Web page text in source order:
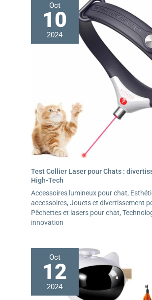
Oct
10
2024
Test Collier Laser pour Chats :
High-Tech
Accessoires lumineux pour chat,
accessoires, Jouets et divertissement
Pêchettes et lasers pour chat,
innovation
Oct
12
2024